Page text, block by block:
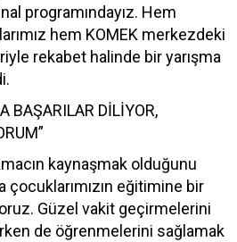
programındayız. Hem
hem KOMEK merkezdeki
rekabet halinde bir yarışma
BAŞARILAR DİLİYOR,
kaynaşmak olduğunu
çocuklarımızın eğitimine bir
Güzel vakit geçirmelerini
de öğrenmelerini sağlamak